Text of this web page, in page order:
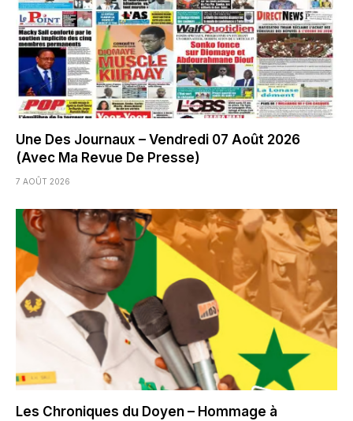
Une Des Journaux – Vendredi 07 Août 2026
(Avec Ma Revue De Presse)
7 AOÛT 2026
Les Chroniques du Doyen – Hommage à